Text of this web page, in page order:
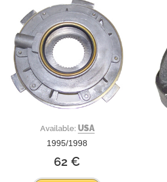
Available: USA
1995/1998
62 €